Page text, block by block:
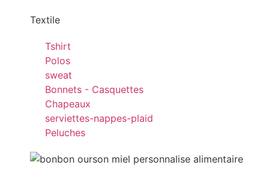
Textile
Tshirt
Polos
sweat
Bonnets - Casquettes
Chapeaux
serviettes-nappes-plaid
Peluches